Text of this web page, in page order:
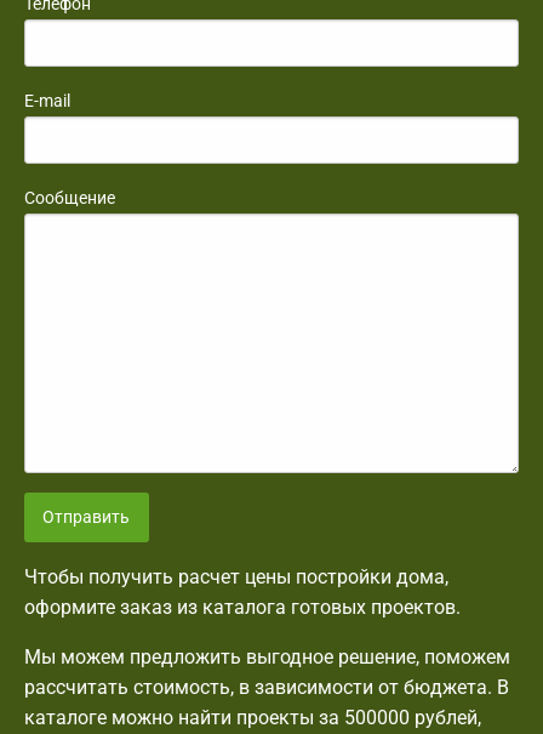
Телефон
E-mail
Сообщение
Отправить
Чтобы получить расчет цены постройки дома,
оформите заказ из каталога готовых проектов.
Мы можем предложить выгодное решение, поможем
рассчитать стоимость, в зависимости от бюджета. В
каталоге можно найти проекты за 500000 рублей,